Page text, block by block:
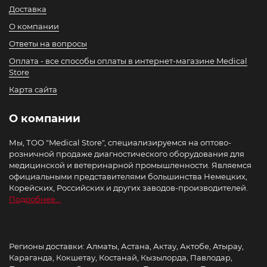
Доставка
О компании
Ответы на вопросы
Оплата - все способы оплаты в интернет-магазине Medical
Store
Карта сайта
О компании
Мы, ТОО "Medical Store", специализируемся на оптово-
розничной продаже диагностического оборудования для
медицинской и ветеринарной промышленности. Являемся
официальными представителями большинства Немецких,
Корейских, Российских и других заводов-производителей.
Подробнее...
Регионы доставки: Алматы, Астана, Актау, Актобе, Атырау,
Караганда, Кокшетау, Костанай, Кызылорда, Павлодар,